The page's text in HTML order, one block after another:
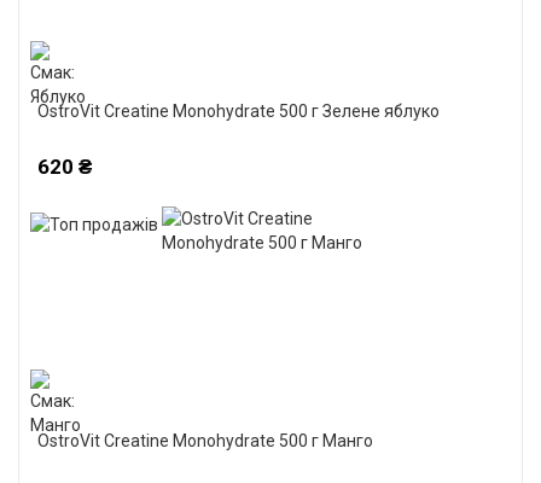
OstroVit Creatine Monohydrate 500 г Зелене яблуко
620 ₴
OstroVit Creatine Monohydrate 500 г Манго